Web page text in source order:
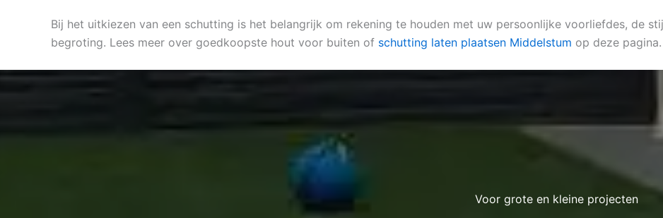
Bij het uitkiezen van een schutting is het belangrijk om rekening te houden met uw persoonlijke voorliefdes, de
begroting. Lees meer over goedkoopste hout voor buiten of schutting laten plaatsen Middelstum op deze pagina.
Voor grote en kleine projecten